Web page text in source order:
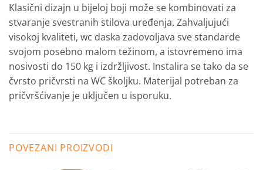
Klasični dizajn u bijeloj boji može se kombinovati za
stvaranje svestranih stilova uređenja. Zahvaljujući
visokoj kvaliteti, wc daska zadovoljava sve standarde
svojom posebno malom težinom, a istovremeno ima
nosivosti do 150 kg i izdržljivost. Instalira se tako da se
čvrsto pričvrsti na WC školjku. Materijal potreban za
pričvršćivanje je uključen u isporuku.
POVEZANI PROIZVODI